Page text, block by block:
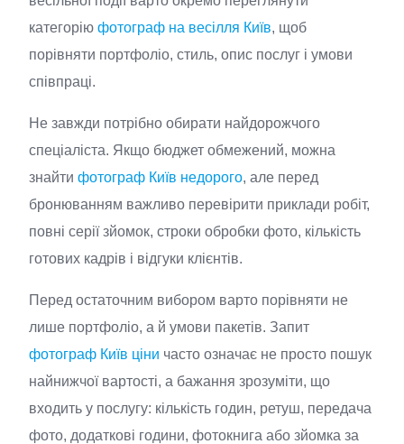
категорію фотограф на весілля Київ, щоб
порівняти портфоліо, стиль, опис послуг і умови
співпраці.
Не завжди потрібно обирати найдорожчого
спеціаліста. Якщо бюджет обмежений, можна
знайти фотограф Київ недорого, але перед
бронюванням важливо перевірити приклади робіт,
повні серії зйомок, строки обробки фото, кількість
готових кадрів і відгуки клієнтів.
Перед остаточним вибором варто порівняти не
лише портфоліо, а й умови пакетів. Запит
фотограф Київ ціни часто означає не просто пошук
найнижчої вартості, а бажання зрозуміти, що
входить у послугу: кількість годин, ретуш, передача
фото, додаткові години, фотокнига або зйомка за